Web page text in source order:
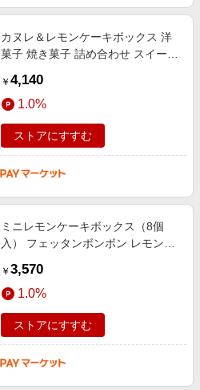
カヌレ＆レモンケーキボックス 洋
菓子 焼き菓子 詰め合わせ スイーツ
菓子 父の日 母の日 お中元 お歳
￥ 4,140
1.0%
ストアにすすむ
ミニレモンケーキボックス（8個
入） フェッタンボンボン レモンケ
酸っぱい 父の日 母の日 お中元 お
歳
￥ 3,570
1.0%
ストアにすすむ